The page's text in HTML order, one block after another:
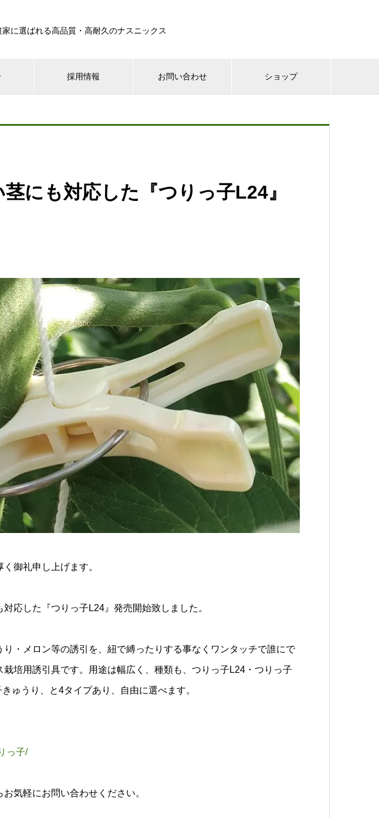
に選ばれる高品質・高耐久のナスニックス
採用情報 お問い合わせ ショップ
にも対応した『つりっ子L24』
御礼申し上げます。
応した『つりっ子L24』発売開始致しました。
り・メロン等の誘引を、紐で縛ったりする事なくワンタッチで誰にで
栽培用誘引具です。用途は幅広く、種類も、つりっ子L24・つりっ子
ゅうり、と4タイプあり、自由に選べます。
っ子/
気軽にお問い合わせください。